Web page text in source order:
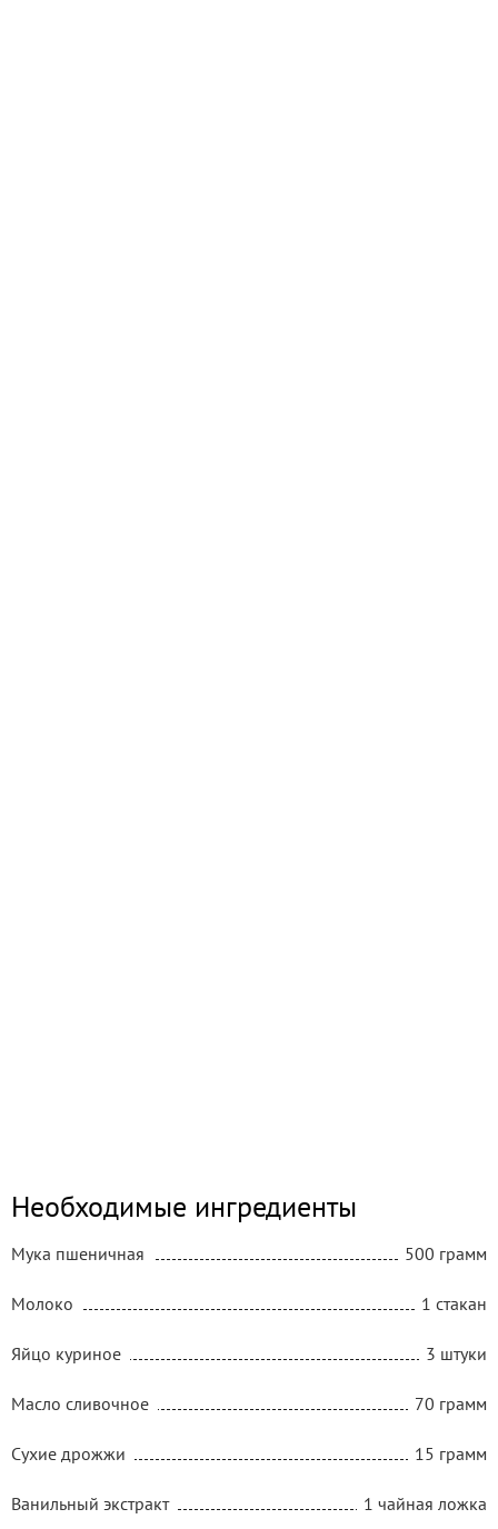
Необходимые ингредиенты
Мука пшеничная 500 грамм
Молоко 1 стакан
Яйцо куриное 3 штуки
Масло сливочное 70 грамм
Сухие дрожжи 15 грамм
Ванильный экстракт 1 чайная ложка